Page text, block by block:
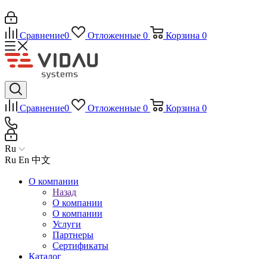
Сравнение0 Отложенные 0 Корзина 0
Сравнение0 Отложенные 0 Корзина 0
Ru
Ru En 中文
О компании
Назад
О компании
О компании
Услуги
Партнеры
Сертификаты
Каталог